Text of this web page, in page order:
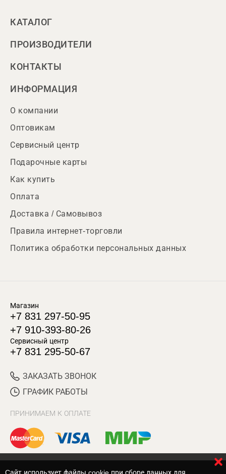
КАТАЛОГ
ПРОИЗВОДИТЕЛИ
КОНТАКТЫ
ИНФОРМАЦИЯ
О компании
Оптовикам
Сервисный центр
Подарочные карты
Как купить
Оплата
Доставка / Самовывоз
Правила интернет-торговли
Политика обработки персональных данных
Магазин
+7 831 297-50-95
+7 910-393-80-26
Сервисный центр
+7 831 295-50-67
ЗАКАЗАТЬ ЗВОНОК
ГРАФИК РАБОТЫ
ПРИНИМАЕМ К ОПЛАТЕ